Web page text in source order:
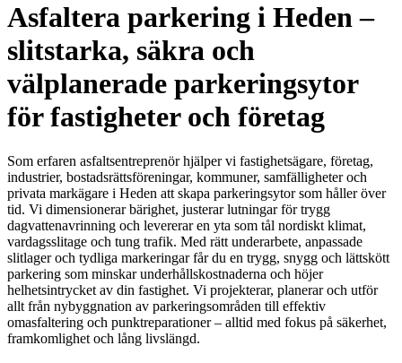
Asfaltera parkering i Heden –
slitstarka, säkra och
välplanerade parkeringsytor
för fastigheter och företag
Som erfaren asfaltsentreprenör hjälper vi fastighetsägare, företag,
industrier, bostadsrättsföreningar, kommuner, samfälligheter och
privata markägare i Heden att skapa parkeringsytor som håller över
tid. Vi dimensionerar bärighet, justerar lutningar för trygg
dagvattenavrinning och levererar en yta som tål nordiskt klimat,
vardagsslitage och tung trafik. Med rätt underarbete, anpassade
slitlager och tydliga markeringar får du en trygg, snygg och lättskött
parkering som minskar underhållskostnaderna och höjer
helhetsintrycket av din fastighet. Vi projekterar, planerar och utför
allt från nybyggnation av parkeringsområden till effektiv
omasfaltering och punktreparationer – alltid med fokus på säkerhet,
framkomlighet och lång livslängd.